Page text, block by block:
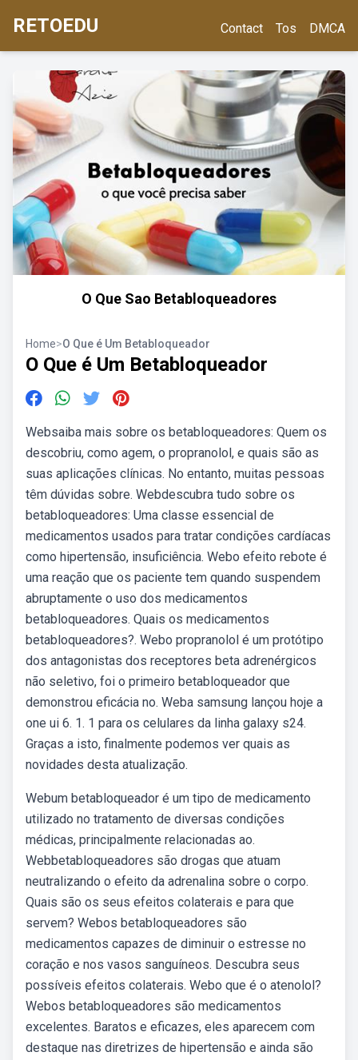
RETOEDU Contact Tos DMCA
O Que Sao Betabloqueadores
Home>O Que é Um Betabloqueador
O Que é Um Betabloqueador
Websaiba mais sobre os betabloqueadores: Quem os
descobriu, como agem, o propranolol, e quais são as
suas aplicações clínicas. No entanto, muitas pessoas
têm dúvidas sobre. Webdescubra tudo sobre os
betabloqueadores: Uma classe essencial de
medicamentos usados para tratar condições cardíacas
como hipertensão, insuficiência. Webo efeito rebote é
uma reação que os paciente tem quando suspendem
abruptamente o uso dos medicamentos
betabloqueadores. Quais os medicamentos
betabloqueadores?. Webo propranolol é um protótipo
dos antagonistas dos receptores beta adrenérgicos
não seletivo, foi o primeiro betabloqueador que
demonstrou eficácia no. Weba samsung lançou hoje a
one ui 6. 1. 1 para os celulares da linha galaxy s24.
Graças a isto, finalmente podemos ver quais as
novidades desta atualização.
Webum betabloqueador é um tipo de medicamento
utilizado no tratamento de diversas condições
médicas, principalmente relacionadas ao.
Webbetabloqueadores são drogas que atuam
neutralizando o efeito da adrenalina sobre o corpo.
Quais são os seus efeitos colaterais e para que
servem? Webos betabloqueadores são
medicamentos capazes de diminuir o estresse no
coração e nos vasos sanguíneos. Descubra seus
possíveis efeitos colaterais. Webo que é o atenolol?
Webos betabloqueadores são medicamentos
excelentes. Baratos e eficazes, eles aparecem com
destaque nas diretrizes de hipertensão e ainda são